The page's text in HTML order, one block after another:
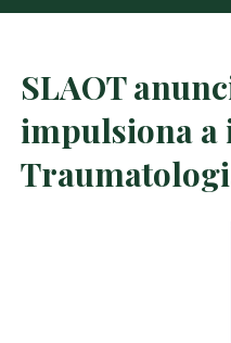
SLAOT
impulsiona a